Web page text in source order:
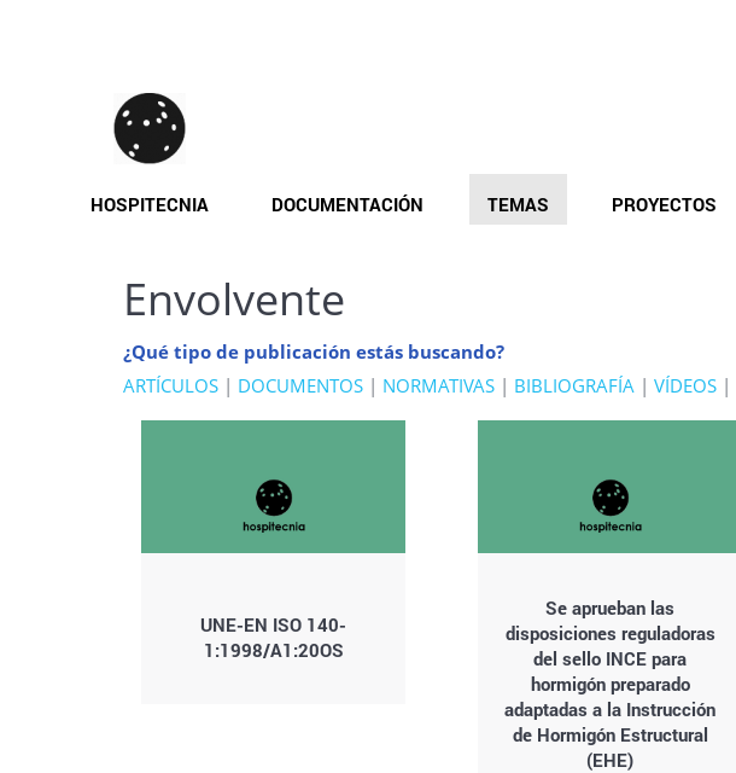
HOSPITECNIA DOCUMENTACIÓN TEMAS PROYECTOS
Envolvente
¿Qué tipo de publicación estás buscando?
ARTÍCULOS | DOCUMENTOS | NORMATIVAS | BIBLIOGRAFÍA | VÍDEOS |
UNE-EN ISO 140-
1:1998/A1:20OS
Se aprueban las
disposiciones reguladoras
del sello INCE para
hormigón preparado
adaptadas a la Instrucción
de Hormigón Estructural
(EHE)